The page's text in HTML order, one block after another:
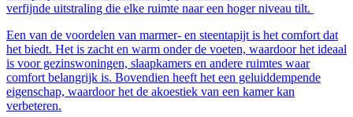
verfijnde uitstraling die elke ruimte naar een hoger niveau tilt.
Een van de voordelen van marmer- en steentapijt is het comfort dat
het biedt. Het is zacht en warm onder de voeten, waardoor het ideaal
is voor gezinswoningen, slaapkamers en andere ruimtes waar
comfort belangrijk is. Bovendien heeft het een geluiddempende
eigenschap, waardoor het de akoestiek van een kamer kan
verbeteren.